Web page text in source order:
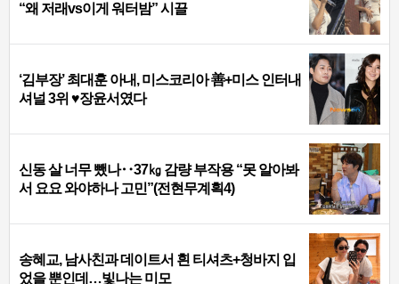
“왜 저래vs이게 워터밤” 시끌
‘김부장’ 최대훈 아내, 미스코리아 善+미스 인터내
셔널 3위 ♥장윤서였다
신동 살 너무 뺐나‥37㎏ 감량 부작용 “못 알아봐
서 요요 와야하나 고민”(전현무계획4)
송혜교, 남사친과 데이트서 흰 티셔츠+청바지 입
었을 뿐인데…빛나는 미모